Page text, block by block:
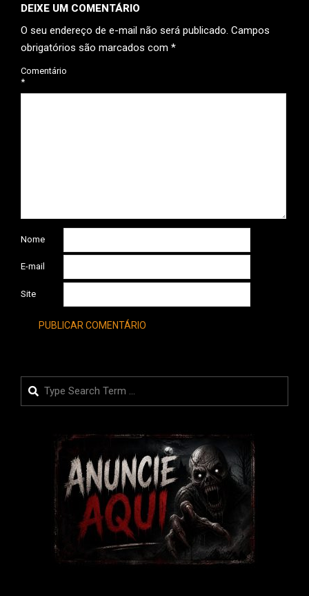
DEIXE UM COMENTÁRIO
O seu endereço de e-mail não será publicado. Campos
obrigatórios são marcados com *
Comentário
*
Nome
E-mail
Site
Search